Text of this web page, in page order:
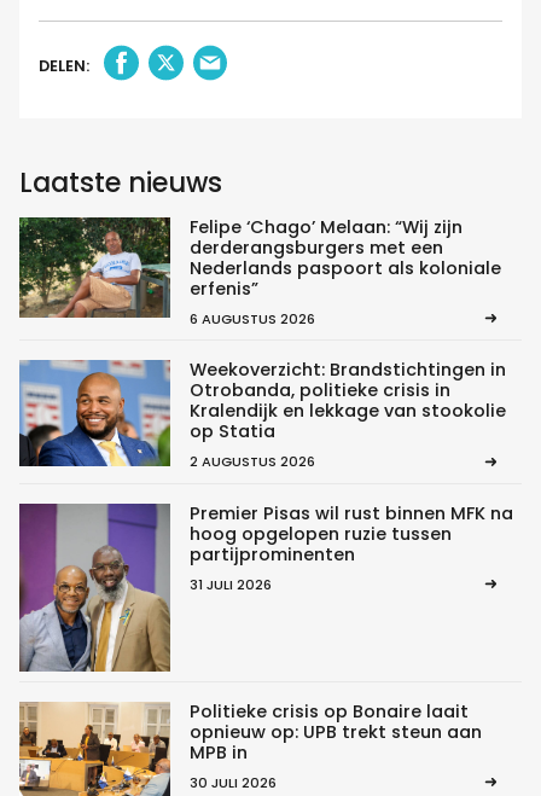
DELEN:
Laatste nieuws
Felipe ‘Chago’ Melaan: “Wij zijn
derderangsburgers met een
Nederlands paspoort als koloniale
erfenis”
6 AUGUSTUS 2026
Weekoverzicht: Brandstichtingen in
Otrobanda, politieke crisis in
Kralendijk en lekkage van stookolie
op Statia
2 AUGUSTUS 2026
Premier Pisas wil rust binnen MFK na
hoog opgelopen ruzie tussen
partijprominenten
31 JULI 2026
Politieke crisis op Bonaire laait
opnieuw op: UPB trekt steun aan
MPB in
30 JULI 2026